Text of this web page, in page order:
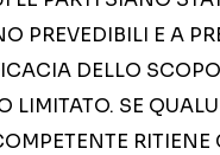
PREVEDIBILI E A
DELLO
LIMITATO. SE
RITIENE